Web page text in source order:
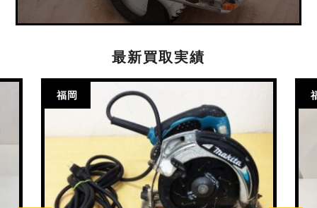
最新買取実績
福岡